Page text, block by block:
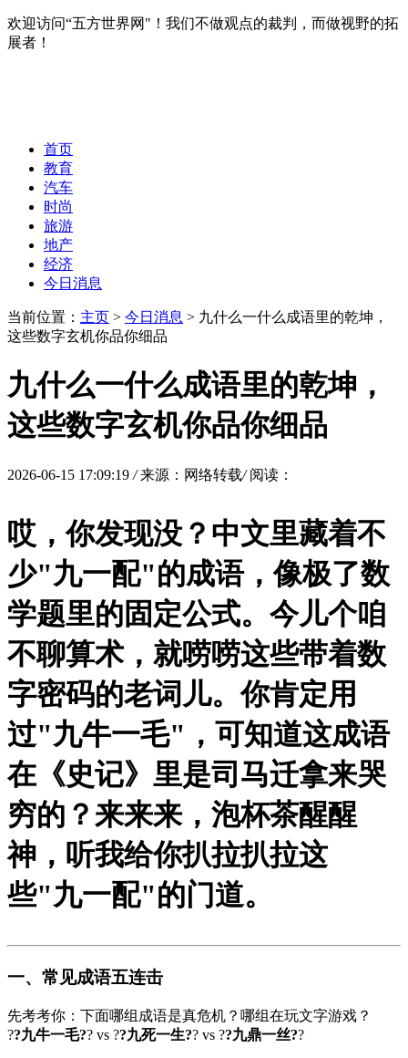
欢迎访问“五方世界网"！我们不做观点的裁判，而做视野的拓
展者！
首页
教育
汽车
时尚
旅游
地产
经济
今日消息
当前位置： 主页 > 今日消息 > 九什么一什么成语里的乾坤，
这些数字玄机你品你细品
九什么一什么成语里的乾坤，
这些数字玄机你品你细品
2026-06-15 17:09:19 / 来源：网络转载/ 阅读：
哎，你发现没？中文里藏着不
少"九一配"的成语，像极了数
学题里的固定公式。今儿个咱
不聊算术，就唠唠这些带着数
字密码的老词儿。你肯定用
过"九牛一毛"，可知道这成语
在《史记》里是司马迁拿来哭
穷的？来来来，泡杯茶醒醒
神，听我给你扒拉扒拉这
些"九一配"的门道。
一、常见成语五连击
先考考你：下面哪组成语是真危机？哪组在玩文字游戏？
??九牛一毛?? vs ??九死一生?? vs ??九鼎一丝??